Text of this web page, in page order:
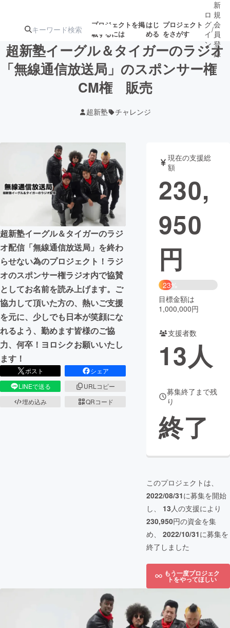
プロジェクトを掲
載するには
はじ
める
プロジェクト
をさがす
注目の新着プロ
募集終了が近いプ
テクノロジー・ガジェット
映像・映画 書籍・雑誌
ビジネス・起業 チャレンジ
まちづくり・地域活性化
CAMPFIRE for Social Good
CAMPFIRE Creation
CAMPFIREふるさと納税machi-ya コミュニティ
ロ
グ
イ
ン
/
新
規
会
員
登
録
超新塾イーグル＆タイガーのラジオ
「無線通信放送局」のスポンサー権
CM権 販売
超新塾 チャレンジ
超新塾イーグル＆タイガーのラジ
オ配信「無線通信放送局」を終わ
らせない為のプロジェクト！ラジ
オのスポンサー権ラジオ内で協賛
としてお名前を読み上げます。ご
協力して頂いた方の、熱いご支援
を元に、少しでも日本が笑顔にな
れるよう、勤めます皆様のご協
力、何卒！ヨロシクお願いいたし
ます！
ポスト
シェア
LINEで送る
URLコピー
埋め込み
QRコード
現在の支援総
額
230,
950
円
23%
目標金額は
1,000,000円
支援者数
13人
募集終了まで残
り
終了
このプロジェクトは、
2022/08/31に募集を開始
し、 13人の支援により
230,950円の資金を集
め、 2022/10/31に募集を
終了しました
もう一度プロジェク
トをやってほしい